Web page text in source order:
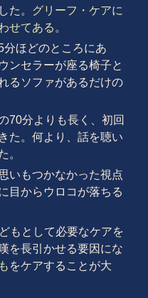
た。 グリーフ・ケアに
せてある 。
ほどのところにあ
ンセラーが座る椅子と
るソファがあるだけの
70分よりも長く、初回
た。何より、話を聴い
。
いもつかなかった視点
目からウロコが落ちる
もとして必要なケアを
を長引かせる要因にな
をケアすることが大